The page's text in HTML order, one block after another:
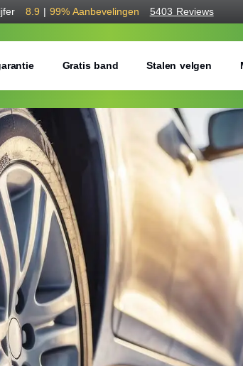
8.9 | 99% Aanbevelingen 5403 Reviews
Gratis band Stalen velgen
Bestel
Seizoen:
Breedte:
Waar vind ik de maat